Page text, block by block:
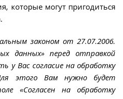
которые могут пригодиться
законом от 27.07.2006.
данных» перед отправкой
у Вас согласие на обработку
этого Вам нужно будет
«Согласен на обработку